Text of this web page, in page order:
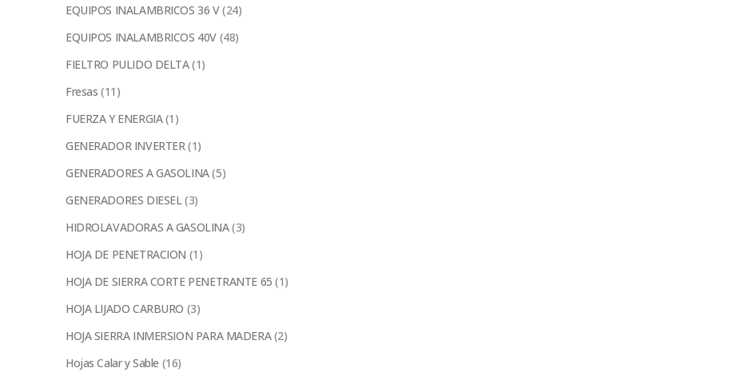
EQUIPOS INALAMBRICOS 36 V(24)
EQUIPOS INALAMBRICOS 40V (48)
FIELTRO PULIDO DELTA(1)
Fresas (11)
FUERZA Y ENERGIA(1)
GENERADOR INVERTER (1)
GENERADORES A GASOLINA(5)
GENERADORES DIESEL (3)
HIDROLAVADORAS A GASOLINA(3)
HOJA DE PENETRACION (1)
HOJA DE SIERRA CORTE PENETRANTE 65 (1)
HOJA LIJADO CARBURO (3)
HOJA SIERRA INMERSION PARA MADERA (2)
Hojas Calar y Sable (16)